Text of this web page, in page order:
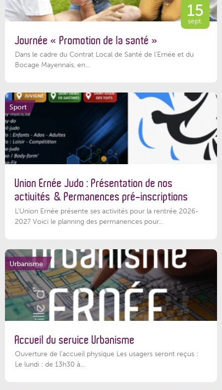
15
sept.
Journée « Promotion de la santé »
Dans le cadre du Contrat Local de Santé de l’Ernée et du
Bocage Mayennais, en...
Sport
Union Ernée Judo : Présentation de nos
activités & Permanences pré-inscriptions
L'Union Ernée présente ses activités pour la rentrée 2026-
2027 Voici le planning des permanences pour...
Urbanisme
Accueil du service Urbanisme
Ouverture de l'accueil physique Les usagers seront reçus :
Le lundi : de 13h30 à...